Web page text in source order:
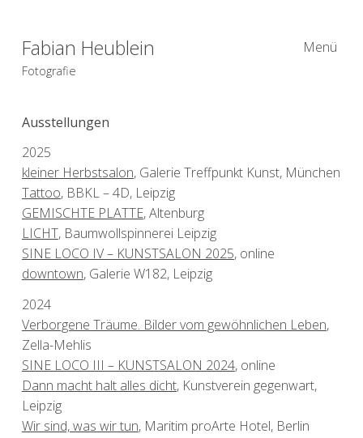
Fabian Heublein
Fotografie
Menü
Ausstellungen
2025
kleiner Herbstsalon, Galerie Treffpunkt Kunst, München
Tattoo, BBKL – 4D, Leipzig
GEMISCHTE PLATTE, Altenburg
LICHT, Baumwollspinnerei Leipzig
SINE LOCO IV – KUNSTSALON 2025, online
downtown, Galerie W182, Leipzig
2024
Verborgene Träume. Bilder vom gewöhnlichen Leben,
Zella-Mehlis
SINE LOCO III – KUNSTSALON 2024, online
Dann macht halt alles dicht, Kunstverein gegenwart,
Leipzig
Wir sind, was wir tun, Maritim proArte Hotel, Berlin